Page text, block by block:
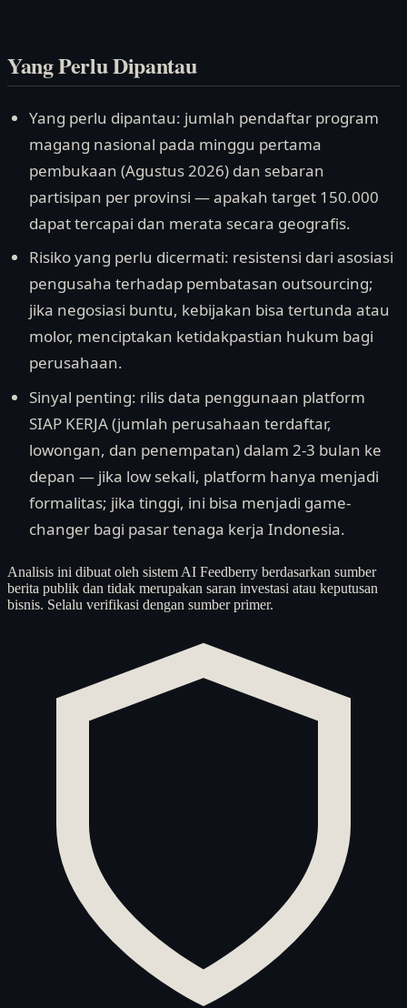
Yang Perlu Dipantau
Yang perlu dipantau: jumlah pendaftar program
magang nasional pada minggu pertama
pembukaan (Agustus 2026) dan sebaran
partisipan per provinsi — apakah target 150.000
dapat tercapai dan merata secara geografis.
Risiko yang perlu dicermati: resistensi dari asosiasi
pengusaha terhadap pembatasan outsourcing;
jika negosiasi buntu, kebijakan bisa tertunda atau
molor, menciptakan ketidakpastian hukum bagi
perusahaan.
Sinyal penting: rilis data penggunaan platform
SIAP KERJA (jumlah perusahaan terdaftar,
lowongan, dan penempatan) dalam 2-3 bulan ke
depan — jika low sekali, platform hanya menjadi
formalitas; jika tinggi, ini bisa menjadi game-
changer bagi pasar tenaga kerja Indonesia.
Analisis ini dibuat oleh sistem AI Feedberry berdasarkan sumber
berita publik dan tidak merupakan saran investasi atau keputusan
bisnis. Selalu verifikasi dengan sumber primer.